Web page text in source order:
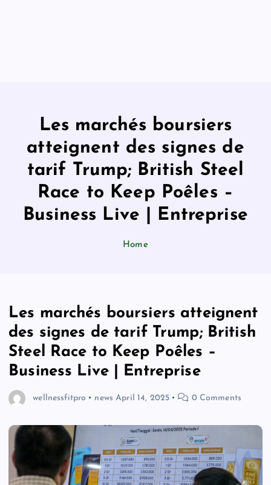
Les marchés boursiers
atteignent des signes de
tarif Trump; British Steel
Race to Keep Poêles –
Business Live | Entreprise
Home
Les marchés boursiers atteignent
des signes de tarif Trump; British
Steel Race to Keep Poêles –
Business Live | Entreprise
wellnessfitpro news April 14, 2025 0 Comments